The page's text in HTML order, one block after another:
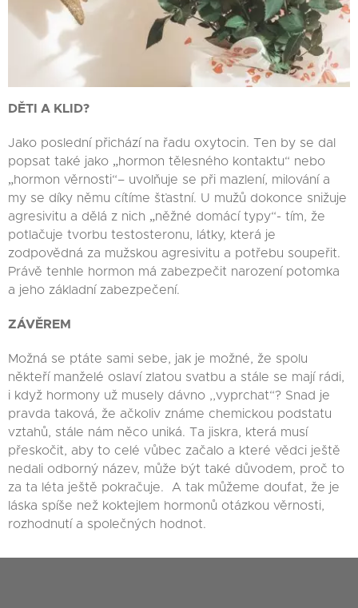
DĚTI A KLID?
Jako poslední přichází na řadu oxytocin. Ten by se dal
popsat také jako „hormon tělesného kontaktu“ nebo
„hormon věrnosti“– uvolňuje se při mazlení, milování a
my se díky němu cítíme šťastní. U mužů dokonce snižuje
agresivitu a dělá z nich „něžné domácí typy“- tím, že
potlačuje tvorbu testosteronu, látky, která je
zodpovědná za mužskou agresivitu a potřebu soupeřit.
Právě tenhle hormon má zabezpečit narození potomka
a jeho základní zabezpečení.
ZÁVĚREM
Možná se ptáte sami sebe, jak je možné, že spolu
někteří manželé oslaví zlatou svatbu a stále se mají rádi,
i když hormony už musely dávno ,,vyprchat“? Snad je
pravda taková, že ačkoliv známe chemickou podstatu
vztahů, stále nám něco uniká. Ta jiskra, která musí
přeskočit, aby to celé vůbec začalo a které vědci ještě
nedali odborný název, může být také důvodem, proč to
za ta léta ještě pokračuje. A tak můžeme doufat, že je
láska spíše než koktejlem hormonů otázkou věrnosti,
rozhodnutí a společných hodnot.